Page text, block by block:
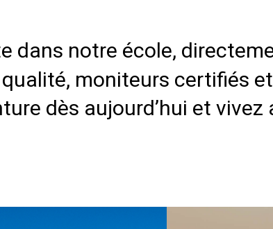
dans notre école,
moniteurs certifiés
dès aujourd’hui et vivez